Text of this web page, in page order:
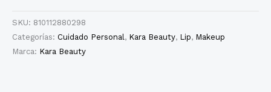
SKU: 810112880298
Categorías: Cuidado Personal , Kara Beauty, Lip, Makeup
Marca: Kara Beauty